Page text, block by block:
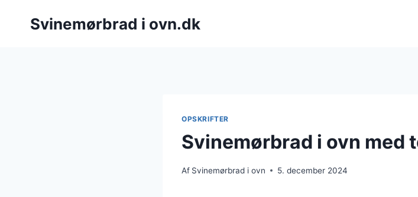
Svinemørbrad i ovn.dk
OPSKRIFTER
Svinemørbrad i ovn med
Af Svinemørbrad i ovn 5. december 2024